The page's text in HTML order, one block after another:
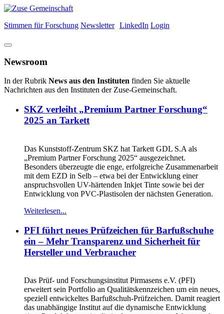
Stimmen für Forschung Newsletter LinkedIn Login
Newsroom
In der Rubrik News aus den Instituten finden Sie aktuelle
Nachrichten aus den Instituten der Zuse-Gemeinschaft.
SKZ verleiht „Premium Partner Forschung“
2025 an Tarkett
Das Kunststoff-Zentrum SKZ hat Tarkett GDL S.A als
„Premium Partner Forschung 2025“ ausgezeichnet.
Besonders überzeugte die enge, erfolgreiche Zusammenarbeit
mit dem EZD in Selb – etwa bei der Entwicklung einer
anspruchsvollen UV-härtenden Inkjet Tinte sowie bei der
Entwicklung von PVC-Plastisolen der nächsten Generation.
Weiterlesen...
PFI führt neues Prüfzeichen für Barfußschuhe
ein – Mehr Transparenz und Sicherheit für
Hersteller und Verbraucher
Das Prüf- und Forschungsinstitut Pirmasens e.V. (PFI)
erweitert sein Portfolio an Qualitätskennzeichen um ein neues,
speziell entwickeltes Barfußschuh-Prüfzeichen. Damit reagiert
das unabhängige Institut auf die dynamische Entwicklung